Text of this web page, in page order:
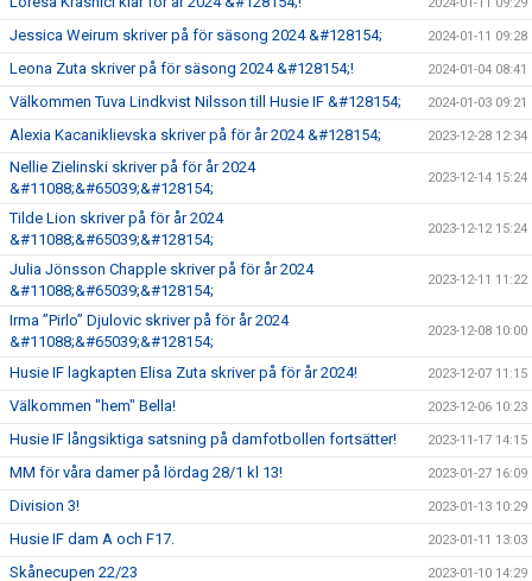
Jessica Weirum skriver på för säsong 2024 &#128154; 2024-01-11 09:28
Leona Zuta skriver på för säsong 2024 &#128154;! 2024-01-04 08:41
Välkommen Tuva Lindkvist Nilsson till Husie IF &#128154; 2024-01-03 09:21
Alexia Kacaniklievska skriver på för år 2024 &#128154; 2023-12-28 12:34
Nellie Zielinski skriver på för år 2024
&#11088;&#65039;&#128154;
2023-12-14 15:24
Tilde Lion skriver på för år 2024
&#11088;&#65039;&#128154;
2023-12-12 15:24
Julia Jönsson Chapple skriver på för år 2024
&#11088;&#65039;&#128154;
2023-12-11 11:22
Irma ”Pirlo” Djulovic skriver på för år 2024
&#11088;&#65039;&#128154;
2023-12-08 10:00
Husie IF lagkapten Elisa Zuta skriver på för år 2024! 2023-12-07 11:15
Välkommen "hem" Bella! 2023-12-06 10:23
Husie IF långsiktiga satsning på damfotbollen fortsätter! 2023-11-17 14:15
MM för våra damer på lördag 28/1 kl 13! 2023-01-27 16:09
Division 3! 2023-01-13 10:29
Husie IF dam A och F17. 2023-01-11 13:03
Skånecupen 22/23 2023-01-10 14:29